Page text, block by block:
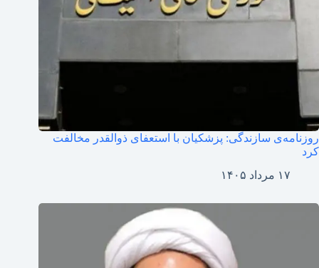
روزنامه‌ی سازندگی: پزشکیان با استعفای ذوالقدر مخالفت
کرد
۱۷ مرداد ۱۴۰۵